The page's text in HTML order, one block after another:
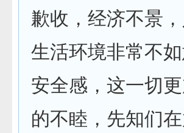
歉收，经济不景
生活环境非常不
安全感，这一切
的不睦，先知们